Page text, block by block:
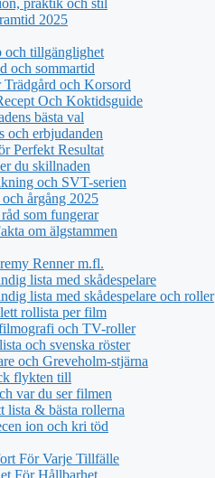
praktik och stil
2025
och tillgänglighet
och sommartid
och Korsord
Och Koktidsguide
bästa val
och erbjudanden
Perfekt Resultat
du skillnaden
och SVT-serien
årgång 2025
som fungerar
om älgstammen
Renner m.fl.
lista med skådespelare
lista med skådespelare och roller
rollista per film
och TV-roller
och svenska röster
och Greveholm-stjärna
flykten till
var du ser filmen
& bästa rollerna
ion och kri töd
För Varje Tillfälle
För Hållbarhet